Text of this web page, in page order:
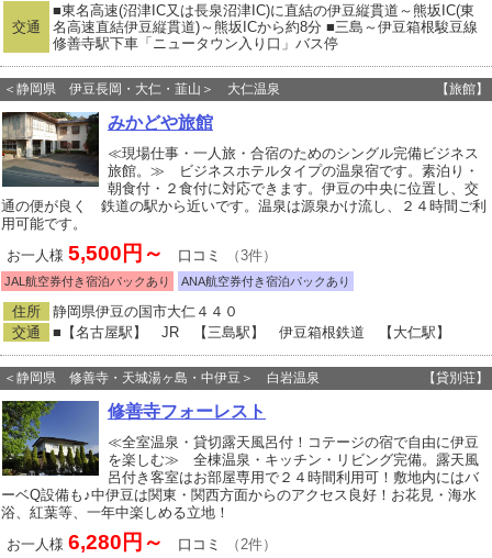
交通
■東名高速(沼津IC又は長泉沼津IC)に直結の伊豆縦貫道～熊坂IC(東
名高速直結伊豆縦貫道)～熊坂ICから約8分 ■三島～伊豆箱根駿豆線
修善寺駅下車「ニュータウン入り口」バス停
＜静岡県 伊豆長岡・大仁・韮山＞ 大仁温泉 【旅館】
みかどや旅館
≪現場仕事・一人旅・合宿のためのシングル完備ビジネス
旅館。≫ ビジネスホテルタイプの温泉宿です。素泊り・
朝食付・２食付に対応できます。伊豆の中央に位置し、交
通の便が良く 鉄道の駅から近いです。温泉は源泉かけ流し、２４時間ご利
用可能です。
お一人様 5,500円～ 口コミ （3件）
JAL航空券付き宿泊パックあり ANA航空券付き宿泊パックあり
住所
静岡県伊豆の国市大仁４４０
交通
■【名古屋駅】 JR 【三島駅】 伊豆箱根鉄道 【大仁駅】
＜静岡県 修善寺・天城湯ヶ島・中伊豆＞ 白岩温泉 【貸別荘】
修善寺フォーレスト
≪全室温泉・貸切露天風呂付！コテージの宿で自由に伊豆
を楽しむ≫ 全棟温泉・キッチン・リビング完備。露天風
呂付き客室はお部屋専用で２４時間利用可！敷地内にはバ
ーベQ設備も♪中伊豆は関東・関西方面からのアクセス良好！お花見・海水
浴、紅葉等、一年中楽しめる立地！
お一人様 6,280円～ 口コミ （2件）